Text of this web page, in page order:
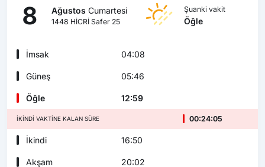
8 Ağustos Cumartesi
1448 HİCRİ Safer 25
Şuanki vakit
Öğle
İmsak 04:08
Güneş 05:46
Öğle 12:59
İKINDI VAKTINE KALAN SÜRE 00:24:03
İkindi 16:50
Akşam 20:02